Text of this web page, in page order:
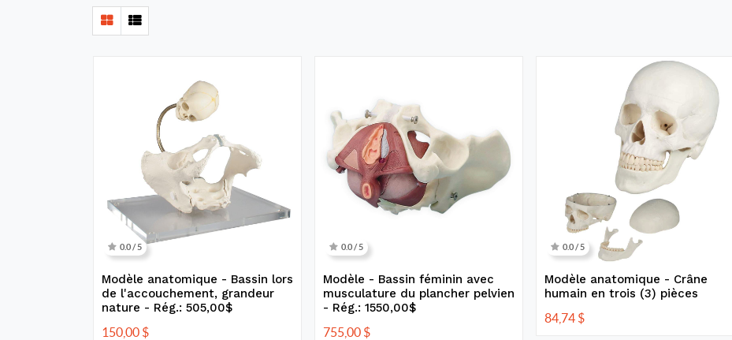
0.0 / 5
Modèle anatomique - Bassin lors
de l'accouchement, grandeur
nature - Rég.: 505,00$
150,00$
0.0 / 5
Modèle - Bassin féminin avec
musculature du plancher pelvien
- Rég.: 1550,00$
755,00$
0.0 / 5
Modèle anatomique - Crâne
humain en trois (3) pièces
84,74$